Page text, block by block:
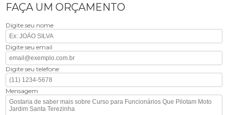
FAÇA UM ORÇAMENTO
Digite seu nome
Digite seu email
Digite seu telefone
Mensagem